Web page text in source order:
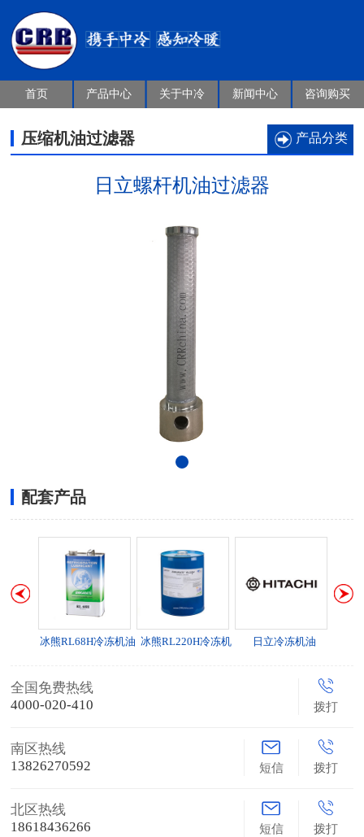
首页 产品中心 关于中冷 新闻中心 咨询购买
压缩机油过滤器 产品分类
日立螺杆机油过滤器
配套产品
冰熊RL68H冷冻机油 冰熊RL220H冷冻机
日立冷冻机油
全国免费热线
4000-020-410
拨打
南区热线
13826270592
短信 拨打
北区热线
18618436266
短信 拨打